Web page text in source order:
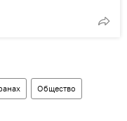
Общество